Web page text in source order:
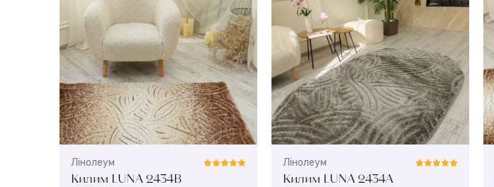
Лінолеум
Килим LUNA 2434B
Лінолеум
Килим LUNA 2434A